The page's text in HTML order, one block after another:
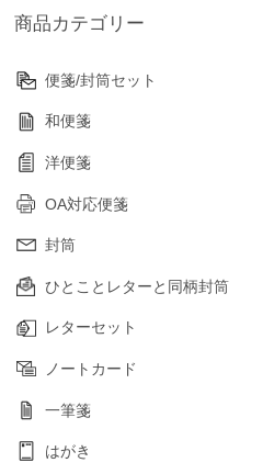
商品カテゴリー
便箋/封筒セット
和便箋
洋便箋
OA対応便箋
封筒
ひとことレターと同柄封筒
レターセット
ノートカード
一筆箋
はがき